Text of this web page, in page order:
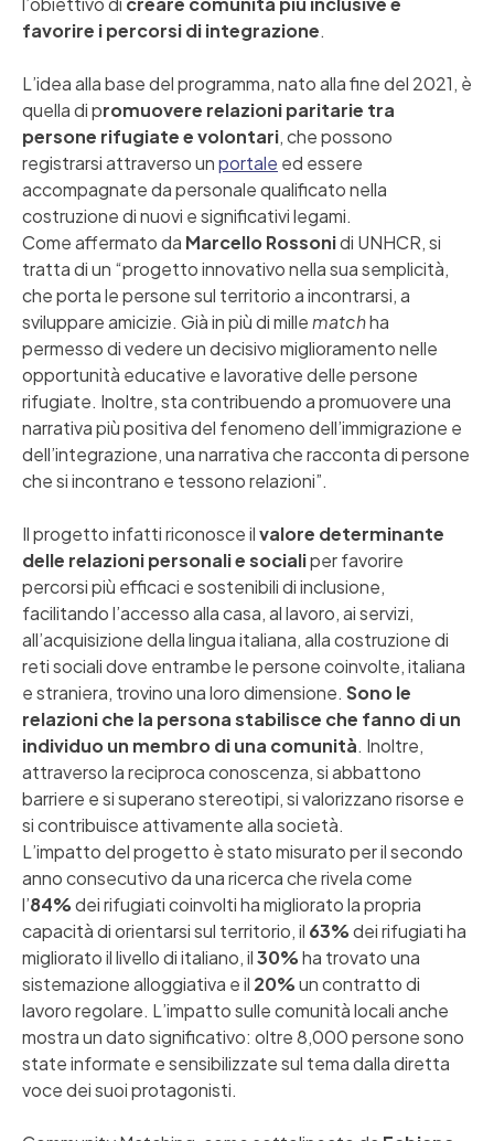
favorire i percorsi di integrazione.
L’idea alla base del programma, nato alla fine del 2021, è
quella di promuovere relazioni paritarie tra
persone rifugiate e volontari, che possono
registrarsi attraverso unportale ed essere
accompagnate da personale qualificato nella
costruzione di nuovi e significativi legami.
Come affermato da Marcello Rossonidi UNHCR, si
tratta di un “progetto innovativo nella sua semplicità,
che porta le persone sul territorio a incontrarsi, a
sviluppare amicizie. Già in più di millematchha
permesso di vedere un decisivo miglioramento nelle
opportunità educative e lavorative delle persone
rifugiate. Inoltre, sta contribuendo a promuovere una
narrativa più positiva del fenomeno dell’immigrazione e
dell’integrazione, una narrativa che racconta di persone
che si incontrano e tessono relazioni”.
Il progetto infatti riconosce ilvalore determinante
delle relazioni personali e socialiper favorire
percorsi più efficaci e sostenibili di inclusione,
facilitando l’accesso alla casa, al lavoro, ai servizi,
all’acquisizione della lingua italiana, alla costruzione di
reti sociali dove entrambe le persone coinvolte, italiana
e straniera, trovino una loro dimensione. Sono le
relazioni che la persona stabilisce che fanno di un
individuo un membro di una comunità. Inoltre,
attraverso la reciproca conoscenza, si abbattono
barriere e si superano stereotipi, si valorizzano risorse e
si contribuisce attivamente alla società.
L’impatto del progetto è stato misurato per il secondo
anno consecutivo da una ricerca che rivela come
l’84%dei rifugiati coinvolti ha migliorato la propria
capacità di orientarsi sul territorio, il 63%dei rifugiati ha
migliorato il livello di italiano, il30%ha trovato una
sistemazione alloggiativa e il 20%un contratto di
lavoro regolare. L’impatto sulle comunità locali anche
mostra un dato significativo: oltre 8,000 persone sono
state informate e sensibilizzate sul tema dalla diretta
voce dei suoi protagonisti.